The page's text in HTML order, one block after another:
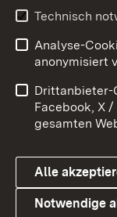
Youtube
Link zum
Datenschutz
Technisch
Analyse-
anonymisiert
Drittanbieter-
Facebook, X
gesamten
Alle
Notwendige